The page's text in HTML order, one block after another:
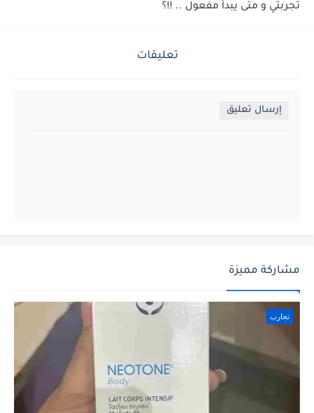
تجربتي و متى يبدأ مفعول .. !!؟
تعليقات
إرسال تعليق
مشاركة مميزة
تجارب